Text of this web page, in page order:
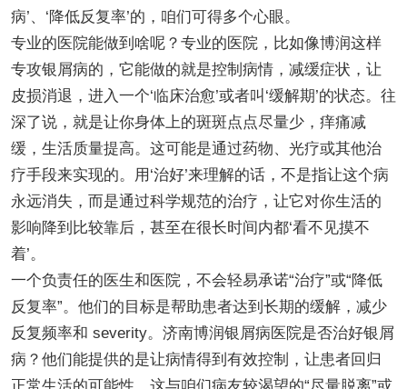
病’、‘降低反复率’的，咱们可得多个心眼。
专业的医院能做到啥呢？专业的医院，比如像博润这样
专攻银屑病的，它能做的就是控制病情，减缓症状，让
皮损消退，进入一个‘临床治愈’或者叫‘缓解期’的状态。往
深了说，就是让你身体上的斑斑点点尽量少，痒痛减
缓，生活质量提高。这可能是通过药物、光疗或其他治
疗手段来实现的。用‘治好’来理解的话，不是指让这个病
永远消失，而是通过科学规范的治疗，让它对你生活的
影响降到比较靠后，甚至在很长时间内都‘看不见摸不
着’。
一个负责任的医生和医院，不会轻易承诺“治疗”或“降低
反复率”。他们的目标是帮助患者达到长期的缓解，减少
反复频率和 severity。济南博润银屑病医院是否治好银屑
病？他们能提供的是让病情得到有效控制，让患者回归
正常生活的可能性。这与咱们病友较渴望的“尽量脱离”或